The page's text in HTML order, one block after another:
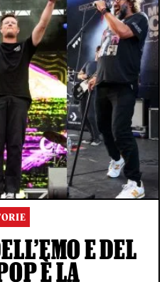
E DEL
È LA